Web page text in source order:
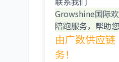
Growshine国际
陪跑服务，帮助
由广数供应
务！